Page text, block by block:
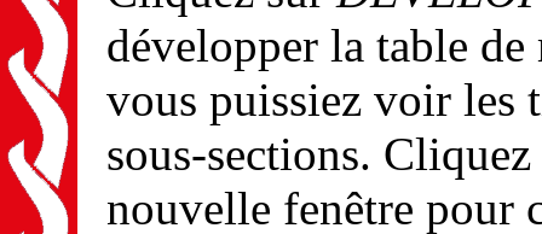
développer la table
vous puissiez voir les
sous-sections.
nouvelle fenêtre pour